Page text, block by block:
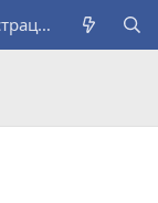
Регистрация